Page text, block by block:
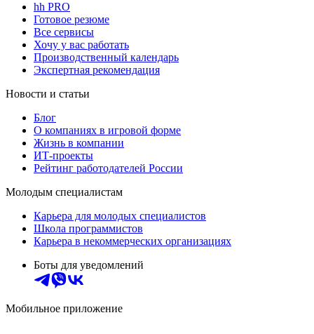
hh PRO
Готовое резюме
Все сервисы
Хочу у вас работать
Производственный календарь
Экспертная рекомендация
Новости и статьи
Блог
О компаниях в игровой форме
Жизнь в компании
ИТ-проекты
Рейтинг работодателей России
Молодым специалистам
Карьера для молодых специалистов
Школа программистов
Карьера в некоммерческих организациях
Боты для уведомлений
Мобильное приложение